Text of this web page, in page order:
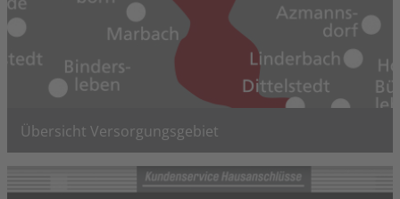
Übersicht Versorgungsgebiet
Befindet sich Ihr Hausanschluss im Netzgebiet?